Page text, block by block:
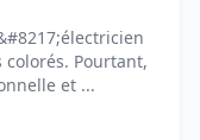
Pourtant,
et ...